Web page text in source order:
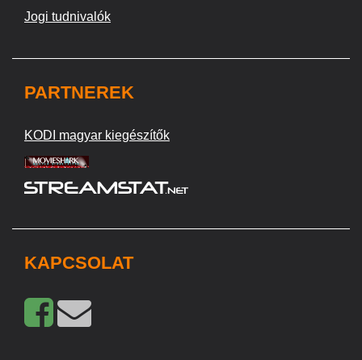
Jogi tudnivalók
PARTNEREK
KODI magyar kiegészítők
KAPCSOLAT